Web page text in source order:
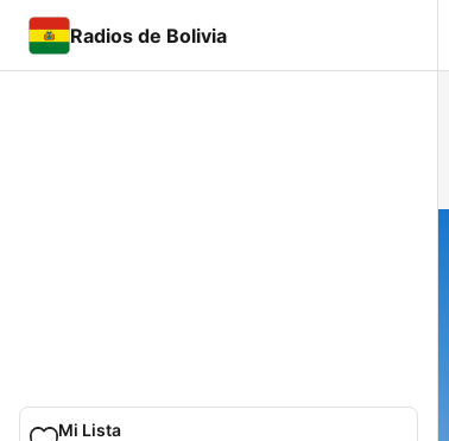
Radios de Bolivia
Mi Lista